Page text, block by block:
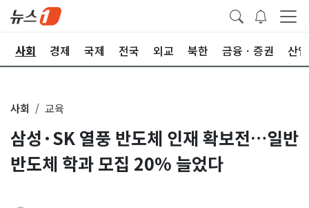
사회 경제 국제 전국 외교 북한 금융ㆍ증권 산업
사회 교육
삼성·SK 열풍 반도체 인재 확보전…일반
반도체 학과 모집 20% 늘었다